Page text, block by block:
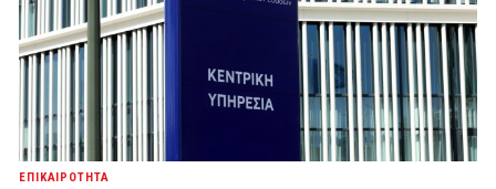
ΕΠΙΚΑΙΡΟΤΗΤΑ